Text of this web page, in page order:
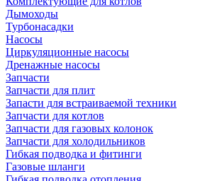
Дымоходы
Турбонасадки
Насосы
Циркуляционные насосы
Дренажные насосы
Запчасти
Запчасти для плит
Запасти для встраиваемой техники
Запчасти для котлов
Запчасти для газовых колонок
Запчасти для холодильников
Гибкая подводка и фитинги
Газовые шланги